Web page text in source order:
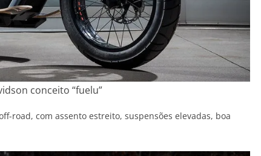
conceito “fuelu”
road, com assento estreito, suspensões elevadas, boa